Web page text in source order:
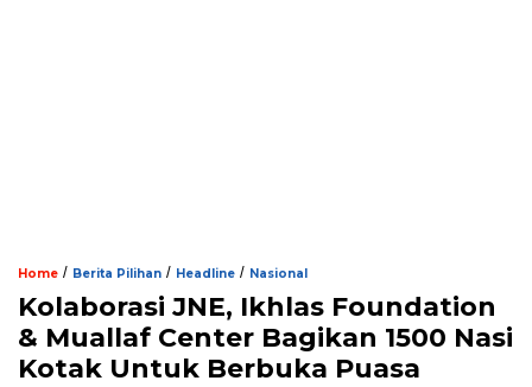
Home / Berita Pilihan / Headline / Nasional
Kolaborasi JNE, Ikhlas Foundation
& Muallaf Center Bagikan 1500 Nasi
Kotak Untuk Berbuka Puasa